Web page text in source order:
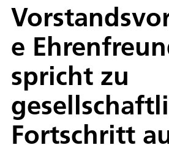
e
spricht zu
Fortschritt